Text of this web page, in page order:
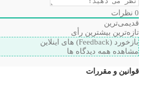
0 نظرات
قدیمی‌ترین
تازه‌ترین بیشترین رأی
بازخورد (Feedback) های اینلاین
مشاهده همه دیدگاه ها
قوانین و مقررات